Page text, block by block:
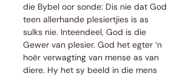
die Bybel oor sonde: Dis nie dat God
teen allerhande plesiertjies is as
sulks nie. Inteendeel, God is die
Gewer van plesier. God het egter ‘n
hoër verwagting van mense as van
diere. Hy het sy beeld in die mens